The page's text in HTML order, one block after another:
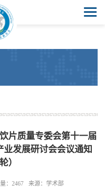
片质量专委会第十一届
发展研讨会会议通知
）
：2467
来源：学术部